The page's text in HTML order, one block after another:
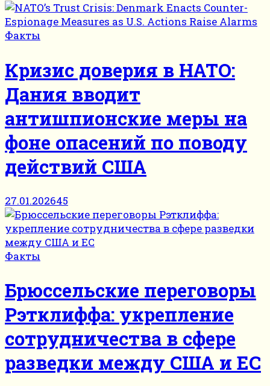
Факты
Кризис доверия в НАТО:
Дания вводит
антишпионские меры на
фоне опасений по поводу
действий США
27.01.202645
Факты
Брюссельские переговоры
Рэтклиффа: укрепление
сотрудничества в сфере
разведки между США и ЕС